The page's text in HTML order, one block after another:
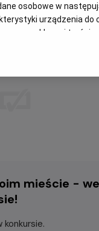
mieście -
konkursie.
osobowe w
urządzenia do
reklamy i treści,